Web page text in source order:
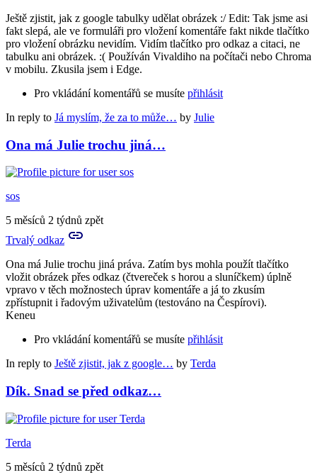
Ještě zjistit, jak z google tabulky udělat obrázek :/ Edit: Tak jsme asi
fakt slepá, ale ve formuláři pro vložení komentáře fakt nikde tlačítko
pro vložení obrázku nevidím. Vidím tlačítko pro odkaz a citaci, ne
tabulku ani obrázek. :( Používán Vivaldiho na počítači nebo Chroma
v mobilu. Zkusila jsem i Edge.
Pro vkládání komentářů se musíte přihlásit
In reply to Já myslím, že za to může… by Julie
Ona má Julie trochu jiná…
sos
5 měsíců 2 týdnů zpět
Trvalý odkaz
Ona má Julie trochu jiná práva. Zatím bys mohla použít tlačítko
vložit obrázek přes odkaz (čtvereček s horou a sluníčkem) úplně
vpravo v těch možnostech úprav komentáře a já to zkusím
zpřístupnit i řadovým uživatelům (testováno na Čespírovi).
Keneu
Pro vkládání komentářů se musíte přihlásit
In reply to Ještě zjistit, jak z google… by Terda
Dík. Snad se před odkaz…
Terda
5 měsíců 2 týdnů zpět